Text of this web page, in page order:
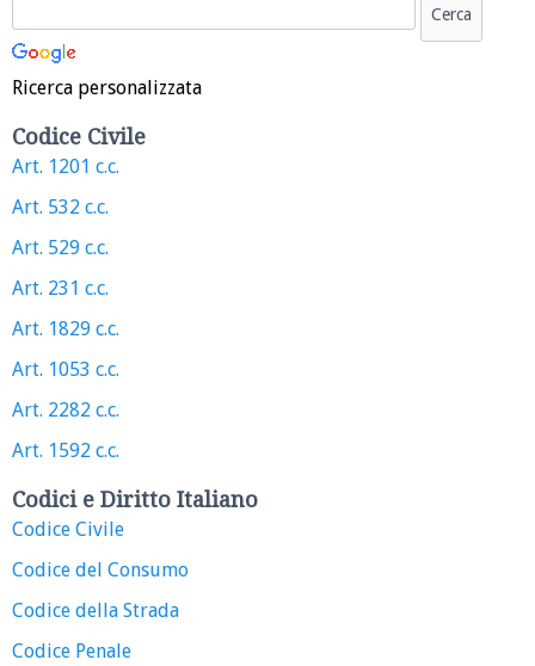
Ricerca personalizzata
Codice Civile
Art. 1201 c.c.
Art. 532 c.c.
Art. 529 c.c.
Art. 231 c.c.
Art. 1829 c.c.
Art. 1053 c.c.
Art. 2282 c.c.
Art. 1592 c.c.
Codici e Diritto Italiano
Codice Civile
Codice del Consumo
Codice della Strada
Codice Penale